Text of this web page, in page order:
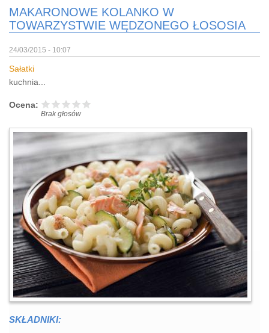
MAKARONOWE KOLANKO W
TOWARZYSTWIE WĘDZONEGO ŁOSOSIA
24/03/2015 - 10:07
Sałatki
kuchnia...
Ocena:
Brak głosów
SKŁADNIKI: